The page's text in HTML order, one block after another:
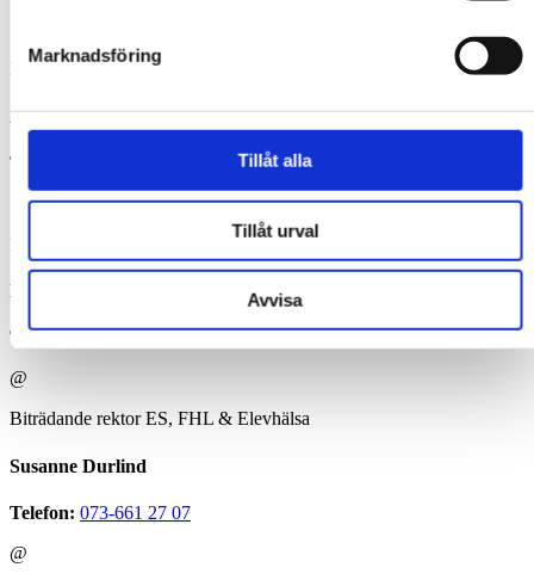
Marknadsföring
Tillåt alla
Tillåt urval
Avvisa
Biträdande rektor SA
Andreas Franke
Telefon:
Biträdande rektor NA & TE
Katarina Molinari
Telefon: 073-661 27 14
@
Biträdande rektor ES, FHL & Elevhälsa
Susanne Durlind
Telefon: 073-661 27 07
@